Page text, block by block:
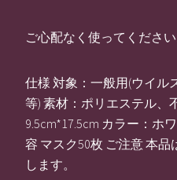
ご心配なく使ってください
仕様 対象：一般用(ウイル
等) 素材：ポリエステル、
9.5cm*17.5cm カラー：ホ
容 マスク50枚 ご注意 本
します。